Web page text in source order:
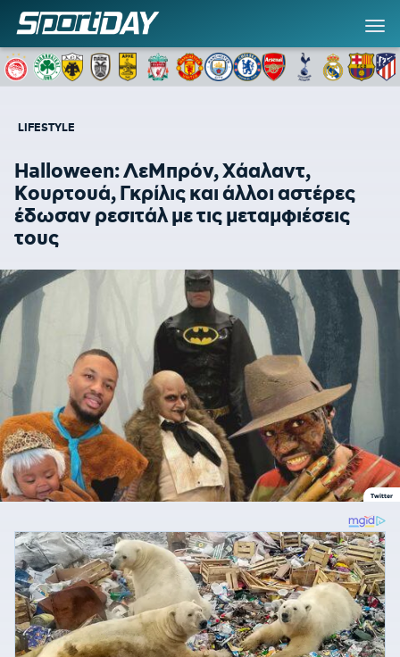
LIFESTYLE
Halloween: ΛεΜπρόν, Χάαλαντ,
Κουρτουά, Γκρίλις και άλλοι αστέρες
έδωσαν ρεσιτάλ με τις μεταμφιέσεις
τους
Twitter